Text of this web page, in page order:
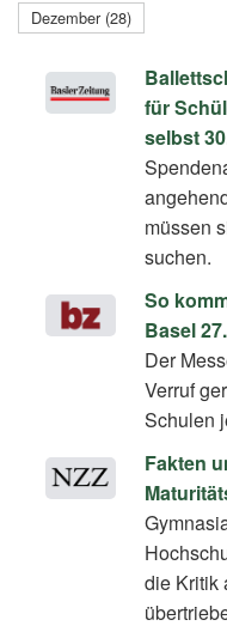
für
selbst
müssen
suchen.
So
Basel
Der
Verruf
Schulen
Fakten
die Kritik
Dezember (28)